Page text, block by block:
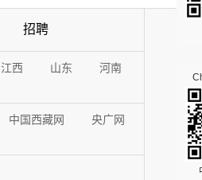
招聘
江西 山东
河南
中国西藏网
央广网